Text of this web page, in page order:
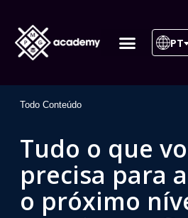
PT
Todo Conteúdo
Tudo o que
precisa para
o próximo